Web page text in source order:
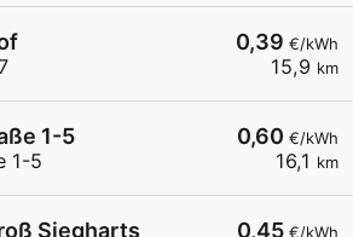
0,39 €/kWh
15,9 km
0,60 €/kWh
16,1 km
1-5
1-5
0,45 €/kWh
Siegharts